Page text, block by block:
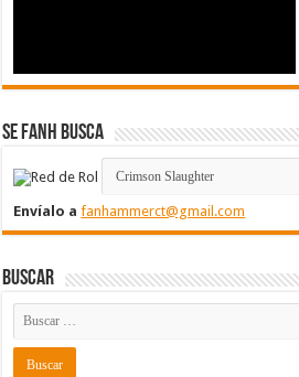
Se FanH Busca
Envíalo afanhammerct@gmail.com
Buscar